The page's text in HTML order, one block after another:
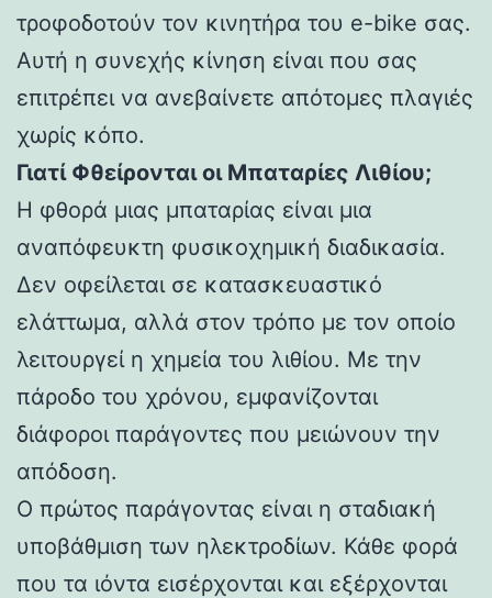
τροφοδοτούν τον κινητήρα του e-bike σας.
Αυτή η συνεχής κίνηση είναι που σας
επιτρέπει να ανεβαίνετε απότομες πλαγιές
χωρίς κόπο.
Γιατί Φθείρονται οι Μπαταρίες Λιθίου;
Η φθορά μιας μπαταρίας είναι μια
αναπόφευκτη φυσικοχημική διαδικασία.
Δεν οφείλεται σε κατασκευαστικό
ελάττωμα, αλλά στον τρόπο με τον οποίο
λειτουργεί η χημεία του λιθίου. Με την
πάροδο του χρόνου, εμφανίζονται
διάφοροι παράγοντες που μειώνουν την
απόδοση.
Ο πρώτος παράγοντας είναι η σταδιακή
υποβάθμιση των ηλεκτροδίων. Κάθε φορά
που τα ιόντα εισέρχονται και εξέρχονται